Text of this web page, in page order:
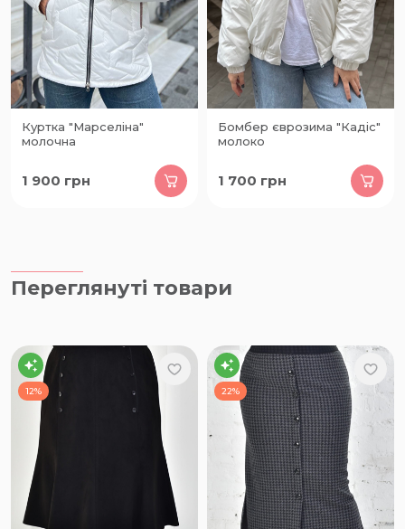
Куртка "Марселіна"
молочна
1 900 грн
Бомбер єврозима "Кадіс"
молоко
1 700 грн
Переглянуті товари
12% 22%